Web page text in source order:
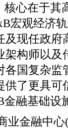
心在于其
宏观经济
现任政府
构师以及
国复杂监
了更具可
融基础设
业金融中心